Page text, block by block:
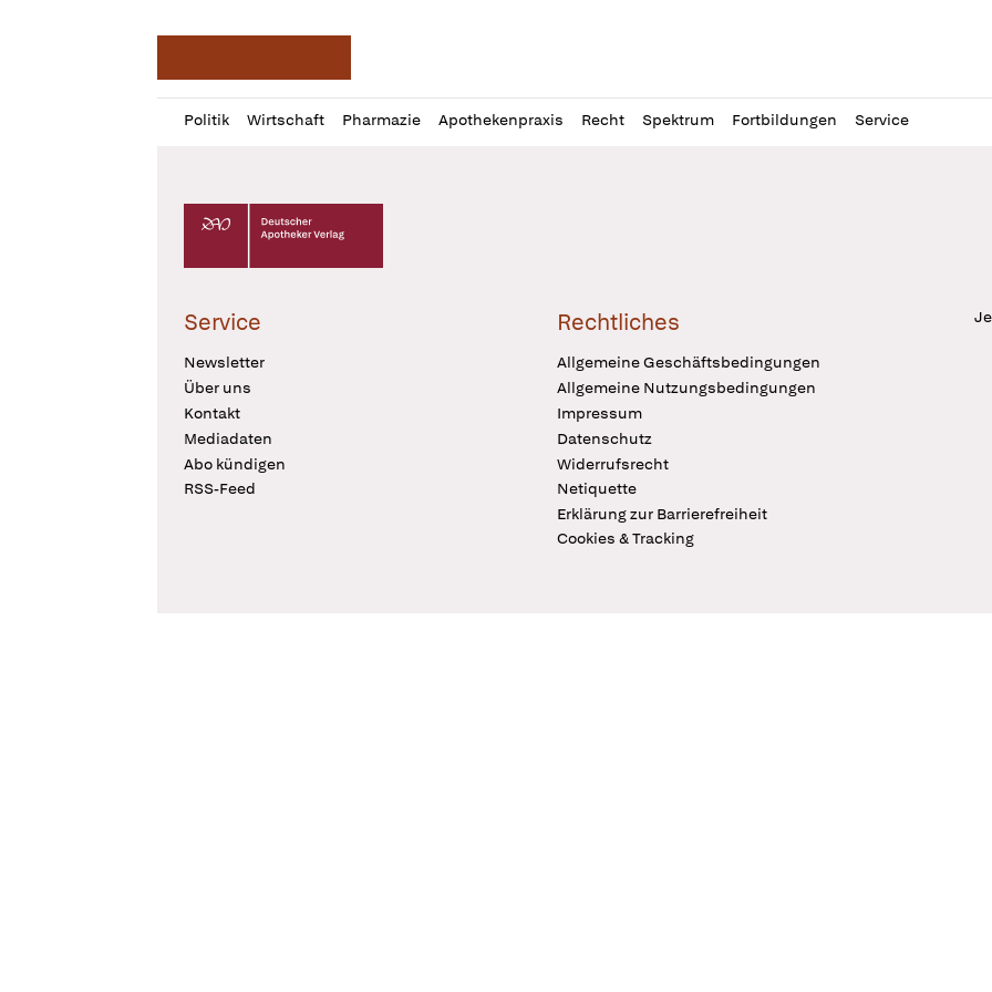
Politik Wirtschaft Pharmazie Apothekenpraxis Recht Spektrum Fortbildungen Service
Profil
öffnen
Daz
Pur
Deutscher Apotheker Verlag Logo
Service
Newsletter
Über uns
Kontakt
Mediadaten
Abo kündigen
RSS-Feed
Rechtliches
Allgemeine Geschäftsbedingungen
Allgemeine Nutzungsbedingungen
Impressum
Datenschutz
Widerrufsrecht
Netiquette
Erklärung zur Barrierefreiheit
Cookies & Tracking